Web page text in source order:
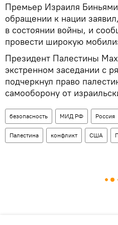
Премьер Израиля
обращении к нации
в состоянии войны, и
провести широкую
Президент Палестины
экстренном заседании с
подчеркнул право
самооборону от
безопасность МИД РФ Россия
Палестина конфликт США